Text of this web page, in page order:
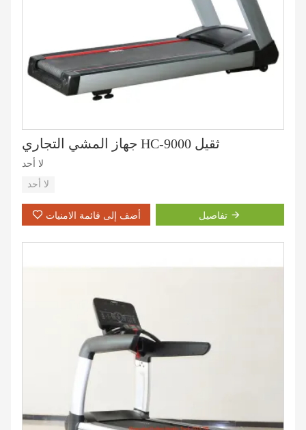
جهاز المشي التجاري HC-9000 ثقيل
لا أحد
لا أحد
أضف إلى قائمة الامنيات تفاصيل